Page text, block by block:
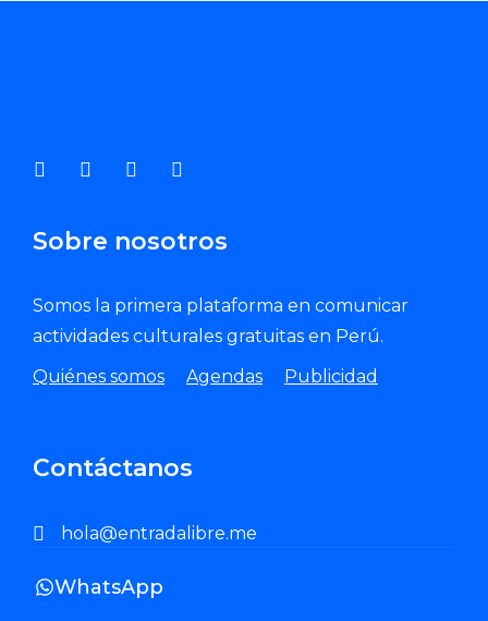
Sobre nosotros
Somos la primera plataforma en comunicar
actividades culturales gratuitas en Perú.
Quiénes somos
Agendas Publicidad
Contáctanos
hola@entradalibre.me
WhatsApp